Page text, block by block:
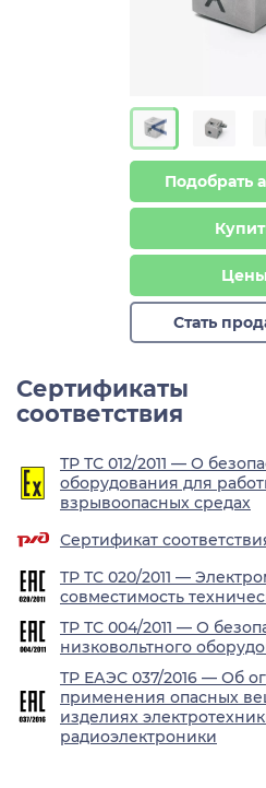
>
Подобрать
Цены
Стать
Сертификаты
соответствия
ТР ТС 012/2011 — О
оборудования для
взрывоопасных средах
Сертификат
ТР ТС 020/2011 —
совместимость
ТР ТС 004/2011 — О
низковольтного
ТР ЕАЭС 037/2016 — Об
применения опасных
изделиях
радиоэлектроники